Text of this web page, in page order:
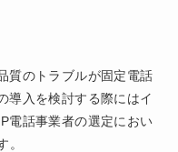
質のトラブルが固定電話
導入を検討する際にはイ
電話事業者の選定におい
。